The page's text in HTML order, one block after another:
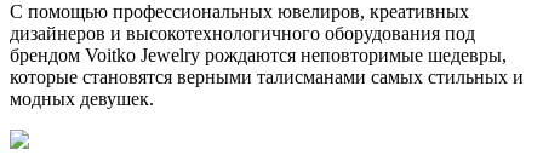
С помощью профессиональных ювелиров, креативных
дизайнеров и высокотехнологичного оборудования под
брендом Voitko Jewelry рождаются неповторимые шедевры,
которые становятся верными талисманами самых стильных и
модных девушек.